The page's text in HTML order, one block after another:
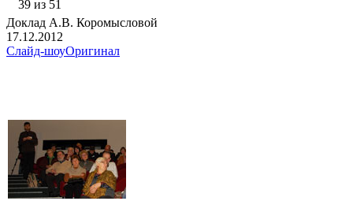
39 из 51
Доклад А.В. Коромысловой
17.12.2012
Слайд-шоуОригинал